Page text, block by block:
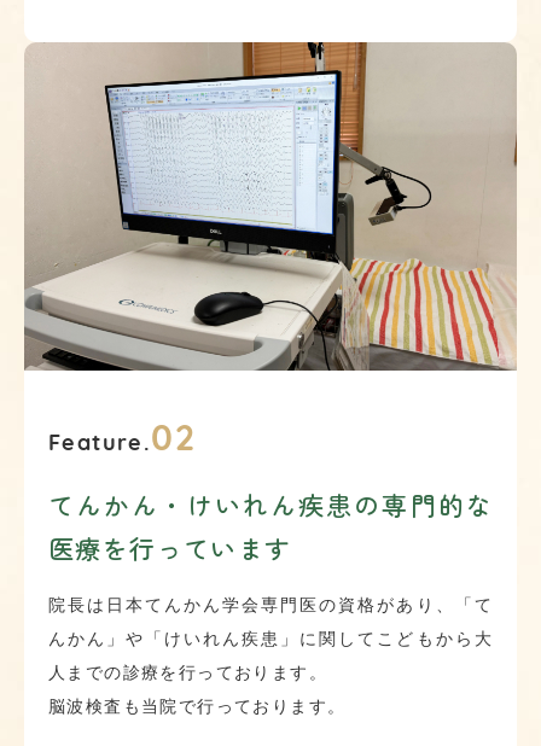
Feature.02
てんかん・けいれん疾患の専門的な
医療を行っています
院長は日本てんかん学会専門医の資格があり、「て
んかん」や「けいれん疾患」に関してこどもから大
人までの診療を行っております。
脳波検査も当院で行っております。